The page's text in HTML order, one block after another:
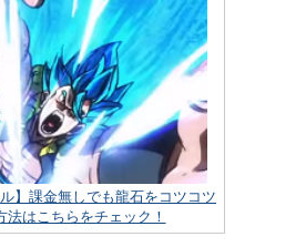
ル】課金無しでも龍石をコツコツ
法はこちらをチェック！